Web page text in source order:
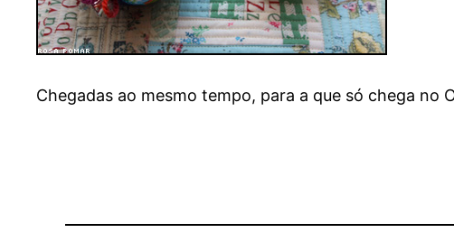
Chegadas ao mesmo tempo, para a que só chega